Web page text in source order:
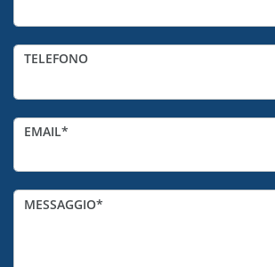
TELEFONO
EMAIL
MESSAGGIO